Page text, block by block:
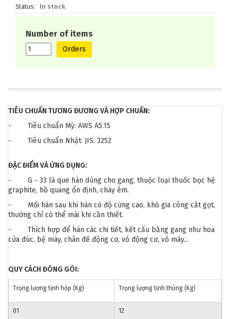
Status In stock
Number of items
Orders
TIÊU CHUẨN TƯƠNG ĐƯƠNG VÀ HỢP CHUẨN:
- Tiêu chuẩn Mỹ: AWS A5.15
- Tiêu chuẩn Nhật: JIS: 3252
ĐẶC ĐIỂM VÀ ỨNG DỤNG:
- G - 33 là que hàn dùng cho gang, thuộc loại thuốc bọc hệ
graphite, hồ quang ổn định, cháy êm.
- Mối hàn sau khi hàn có độ cứng cao, khó gia công cắt gọt,
thường chỉ có thể mài khi cần thiết.
- Thích hợp để hàn các chi tiết, kết cấu bằng gang như hoa
cửa đúc, bệ máy, chân đế động cơ, vỏ động cơ, vỏ máy...
QUY CÁCH ĐÓNG GÓI:
Trọng lượng tịnh hộp (Kg) Trọng lượng tịnh thùng (Kg)
01 12